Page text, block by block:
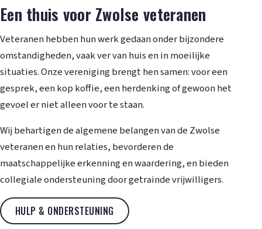
Een thuis voor Zwolse veteranen
Veteranen hebben hun werk gedaan onder bijzondere
omstandigheden, vaak ver van huis en in moeilijke
situaties. Onze vereniging brengt hen samen: voor een
gesprek, een kop koffie, een herdenking of gewoon het
gevoel er niet alleen voor te staan.
Wij behartigen de algemene belangen van de Zwolse
veteranen en hun relaties, bevorderen de
maatschappelijke erkenning en waardering, en bieden
collegiale ondersteuning door getrainde vrijwilligers.
HULP & ONDERSTEUNING